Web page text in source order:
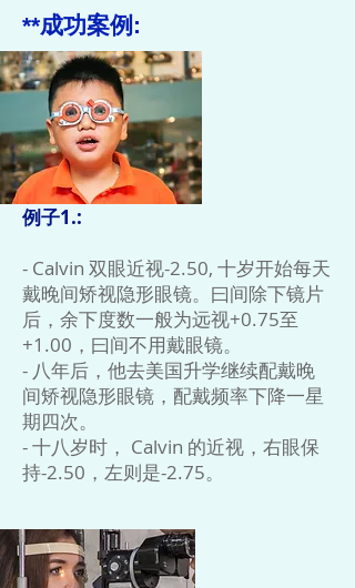
**成功案例:
例子1.:
- Calvin 双眼近视-2.50, 十岁开始每天
戴晚间矫视隐形眼镜。曰间除下镜片
后，余下度数一般为远视+0.75至
+1.00，曰间不用戴眼镜。
- 八年后，他去美国升学继续配戴晚
间矫视隐形眼镜，配戴频率下降一星
期四次。
- 十八岁时， Calvin 的近视，右眼保
持-2.50，左则是-2.75。